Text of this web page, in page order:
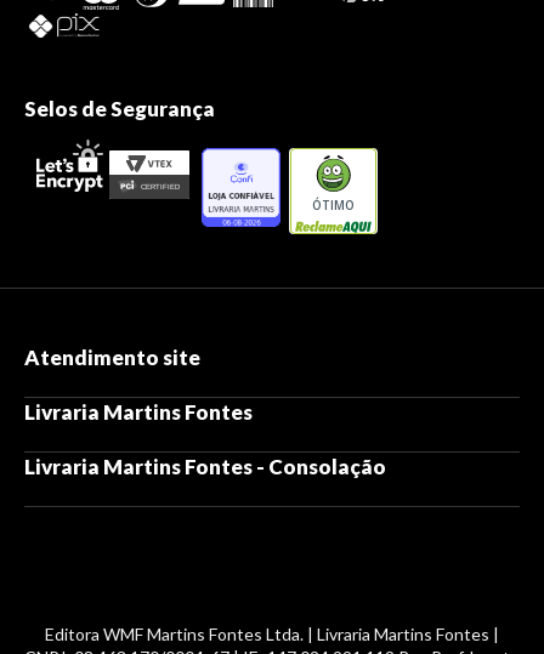
Selos de Segurança
ÓTIMO
Atendimento site
Livraria Martins Fontes
Livraria Martins Fontes - Consolação
Editora WMF Martins Fontes Ltda. | Livraria Martins Fontes |